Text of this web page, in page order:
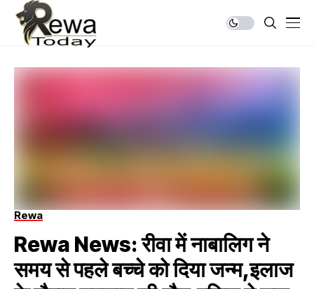
Rewa
Rewa News: रीवा में नाबालिग ने
समय से पहले बच्चे को दिया जन्म,इलाज